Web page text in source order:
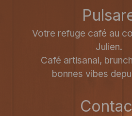
Votre refuge café au
Julien.
Café artisanal,
bonnes vibes